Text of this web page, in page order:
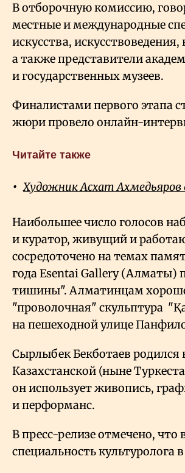
В отборочную комиссию,
местные и международные
искусства,
а также представители
и государственных музеев.
Финалистами первого этапа
жюри провело онлайн-
Читайте также
Художник Асхат
Наибольшее число голосов
и куратор, живущий и
сосредоточено на темах
года Esentai Gallery (Алматы)
тишины". Алматинцам
"проволочная" скульптура
на пешеходной улице
Сырлыбек Бекботаев
Казахстанской (ныне
он использует живопись,
и перформанс.
В пресс-релизе отмечено,
специальность культуролога